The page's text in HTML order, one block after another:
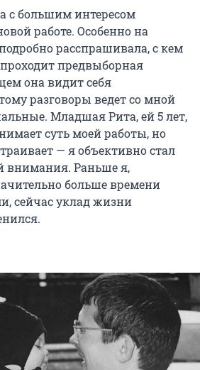
с большим интересом
работе. Особенно на
расспрашивала, с кем
предвыборная
она видит себя
разговоры ведет со мной
Младшая Рита, ей 5 лет,
суть моей работы, но
— я объективно стал
внимания. Раньше я,
больше времени
сейчас уклад жизни